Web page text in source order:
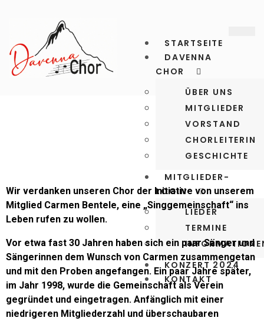
STARTSEITE
DAVENNA
CHOR
ÜBER UNS
MITGLIEDER
VORSTAND
CHORLEITERIN
GESCHICHTE
MITGLIEDER-
LOGIN
LIEDER
TERMINE
KONZERT 2024
KONTAKT
Wir verdanken unseren Chor der Initiative von unserem
Mitglied Carmen Bentele, eine „Singgemeinschaft“ ins
Leben rufen zu wollen.
Vor etwa fast 30 Jahren haben sich ein paar Sänger und
Sängerinnen dem Wunsch von Carmen zusammengetan
und mit den Proben angefangen. Ein paar Jahre später,
im Jahr 1998, wurde die Gemeinschaft als Verein
gegründet und eingetragen. Anfänglich mit einer
niedrigeren Mitgliederzahl und überschaubaren